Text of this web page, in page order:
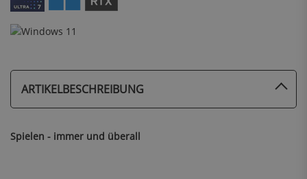
ARTIKELBESCHREIBUNG
Spielen - immer und überall